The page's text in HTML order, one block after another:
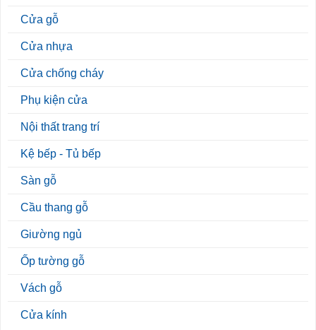
Cửa gỗ
Cửa nhựa
Cửa chống cháy
Phụ kiện cửa
Nội thất trang trí
Kệ bếp - Tủ bếp
Sàn gỗ
Cầu thang gỗ
Giường ngủ
Ốp tường gỗ
Vách gỗ
Cửa kính